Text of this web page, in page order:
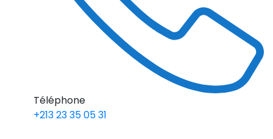
Téléphone
+213 23 35 05 31